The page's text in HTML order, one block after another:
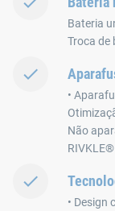
Bateria
Troca de
•
Não
RIVKLE®
• Design